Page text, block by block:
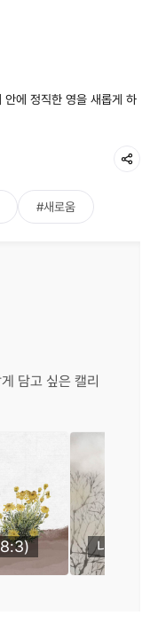
안에 정직한 영을 새롭게 하
#새로움
담고 싶은 캘리
내 영혼